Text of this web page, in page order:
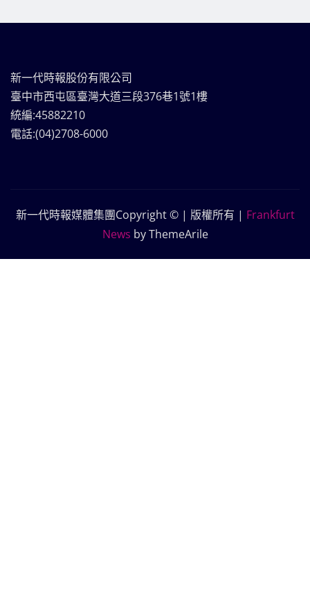
新一代時報股份有限公司
臺中市西屯區臺灣大道三段376巷1號1樓
統編:45882210
電話:(04)2708-6000
新一代時報媒體集團Copyright © | 版權所有 | Frankfurt
News by ThemeArile